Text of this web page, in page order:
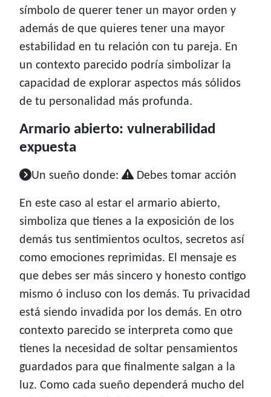
símbolo de querer tener un mayor orden y
además de que quieres tener una mayor
estabilidad en tu relación con tu pareja. En
un contexto parecido podría simbolizar la
capacidad de explorar aspectos más sólidos
de tu personalidad más profunda.
Armario abierto: vulnerabilidad
expuesta
Un sueño donde: Debes tomar acción
En este caso al estar el armario abierto,
simboliza que tienes a la exposición de los
demás tus sentimientos ocultos, secretos así
como emociones reprimidas. El mensaje es
que debes ser más sincero y honesto contigo
mismo ó incluso con los demás. Tu privacidad
está siendo invadida por los demás. En otro
contexto parecido se interpreta como que
tienes la necesidad de soltar pensamientos
guardados para que finalmente salgan a la
luz. Como cada sueño dependerá mucho del